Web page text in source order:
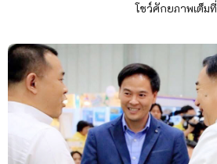
โชว์ศักยภาพเต็มที่